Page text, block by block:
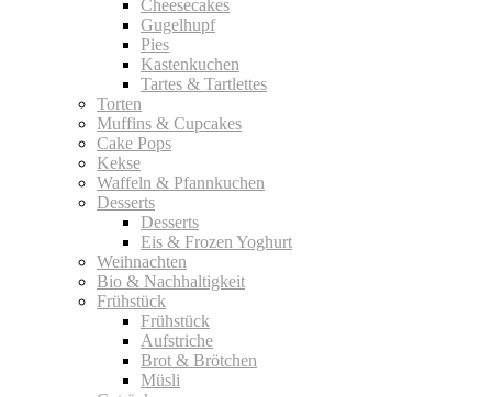
Cheesecakes
Gugelhupf
Pies
Kastenkuchen
Tartes & Tartlettes
Torten
Muffins & Cupcakes
Cake Pops
Kekse
Waffeln & Pfannkuchen
Desserts
Desserts
Eis & Frozen Yoghurt
Weihnachten
Bio & Nachhaltigkeit
Frühstück
Frühstück
Aufstriche
Brot & Brötchen
Müsli